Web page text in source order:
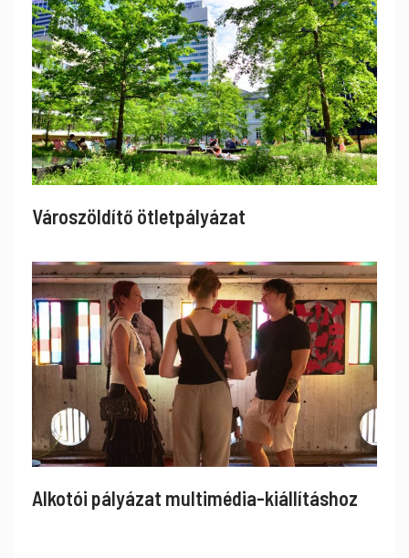
Városzöldítő ötletpályázat
Alkotói pályázat multimédia-kiállításhoz